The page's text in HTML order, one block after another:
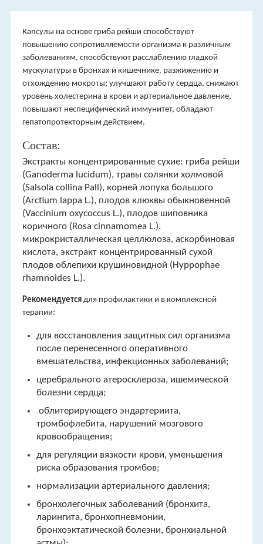
Капсулы на основе гриба рейши способствуют
повышению сопротивляемости организма к различным
заболеваниям, способствуют расслаблению гладкой
мускулатуры в бронхах и кишечнике, разжижению и
отхождению мокроты; улучшают работу сердца, снижают
уровень холестерина в крови и артериальное давление,
повышают неспецифический иммунитет, обладают
гепатопротекторным действием.
Состав:
Экстракты концентрированные сухие: гриба рейши
(Ganoderma lucidum), травы солянки холмовой
(Salsola collina Pall), корней лопуха большого
(Arctium lappa L.), плодов клюквы обыкновенной
(Vaccinium oxycoccus L.), плодов шиповника
коричного (Rosa cinnamomea L.),
микрокристаллическая целлюлоза, аскорбиновая
кислота, экстракт концентрированный сухой
плодов облепихи крушиновидной (Hyppophae
rhamnoides L.).
Рекомендуетсядля профилактики и в комплексной
терапии:
для восстановления защитных сил организма
после перенесенного оперативного
вмешательства, инфекционных заболеваний;
церебрального атеросклероза, ишемической
болезни сердца;
облитерирующего эндартериита,
тромбофлебита, нарушений мозгового
кровообращения;
для регуляции вязкости крови, уменьшения
риска образования тромбов;
нормализации артериального давления;
бронхолегочных заболеваний (бронхита,
ларингита, бронхопневмонии,
бронхоэктатической болезни, бронхиальной